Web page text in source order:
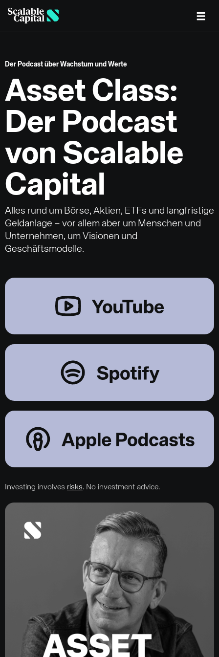
Der Podcast über Wachstum und Werte
Asset Class:
Der Podcast
von Scalable
Capital
Alles rund um Börse, Aktien, ETFs und langfristige
Geldanlage – vor allem aber um Menschen und
Unternehmen, um Visionen und
Geschäftsmodelle.
Investing involves risks. No investment advice.